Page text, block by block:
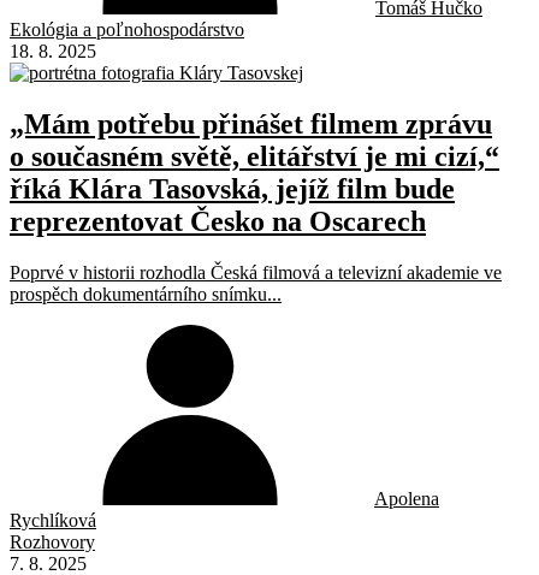
Tomáš Hučko
Ekológia a poľnohospodárstvo
18. 8. 2025
„Mám potřebu přinášet filmem zprávu
o současném světě, elitářství je mi cizí,“
říká Klára Tasovská, jejíž film bude
reprezentovat Česko na Oscarech
Poprvé v historii rozhodla Česká filmová a televizní akademie ve
prospěch dokumentárního snímku...
Apolena
Rychlíková
Rozhovory
7. 8. 2025